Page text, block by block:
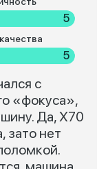
5
5
с
«фокуса»,
Да, Х70
зато нет